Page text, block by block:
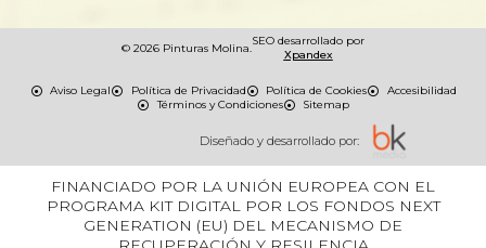
© 2026 Pinturas Molina. SEO desarrollado por
Xpandex
Aviso Legal Política de Privacidad Política de Cookies
Accesibilidad
Términos y Condiciones
Sitemap
Diseñado y desarrollado por:
FINANCIADO POR LA UNIÓN EUROPEA CON EL
PROGRAMA KIT DIGITAL POR LOS FONDOS NEXT
GENERATION (EU) DEL MECANISMO DE